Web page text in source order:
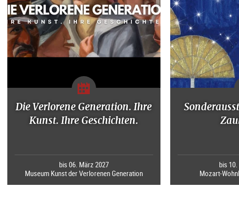
Die Verlorene Generation. Ihre
Kunst. Ihre Geschichten.
bis 06. März 2027
Museum Kunst der Verlorenen Generation
bis
Mozart-